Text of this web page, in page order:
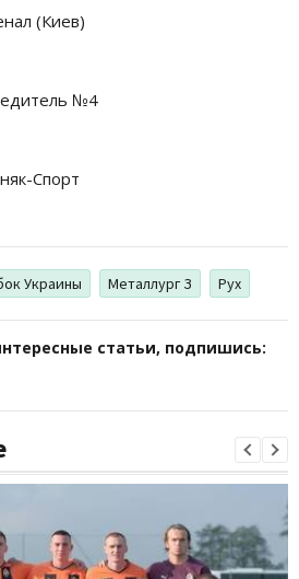
(Киев)
№4
Спорт
Украины Металлург З Рух
статьи, подпишись: